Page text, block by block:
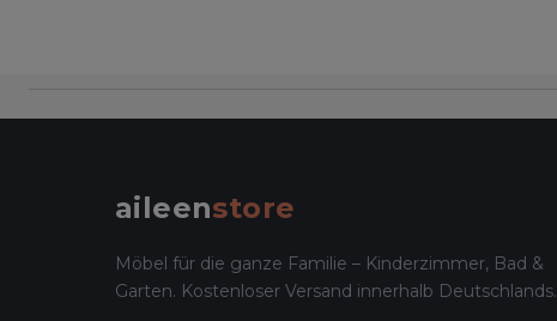
aileenstore
Möbel für die ganze Familie – Kinderzimmer, Bad &
Garten. Kostenloser Versand innerhalb Deutschlands.